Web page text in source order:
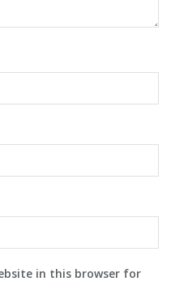
in this browser for